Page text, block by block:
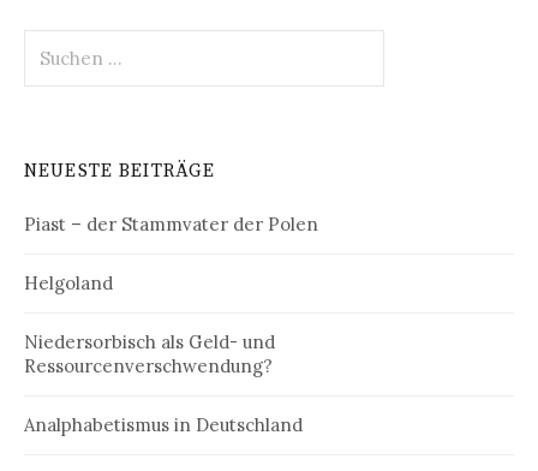
nach:
NEUESTE BEITRÄGE
Piast – der Stammvater der Polen
Helgoland
Niedersorbisch als Geld- und
Ressourcenverschwendung?
Analphabetismus in Deutschland